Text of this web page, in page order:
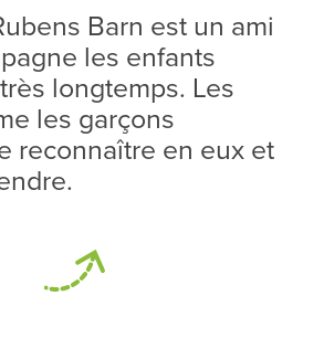
Barn est un ami
les enfants
longtemps. Les
les garçons
reconnaître en eux et